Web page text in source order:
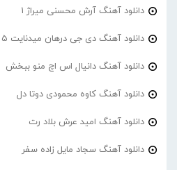
دانلود آهنگ آرش محسنی میراژ 1
دانلود آهنگ دی جی درهان میدنایت 5
دانلود آهنگ دانیال اس اچ منو ببخش
دانلود آهنگ کاوه محمودی دوتا دل
دانلود آهنگ امید عرش بلاد رت
دانلود آهنگ سجاد مایل زاده سفر